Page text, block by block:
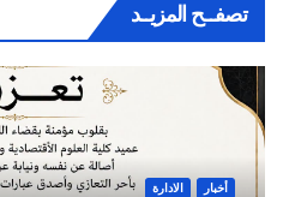
تصفــح المزيــد
أخبار الادارة